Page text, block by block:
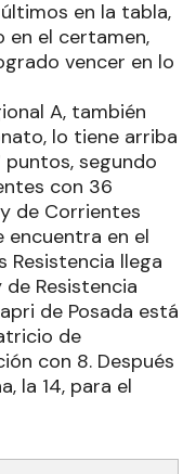
en la tabla,
en el certamen,
vencer en lo
A, también
lo tiene arriba
puntos, segundo
con 36
de Corrientes
encuentra en el
Resistencia llega
Resistencia
de Posada está
de
con 8. Después
la 14, para el